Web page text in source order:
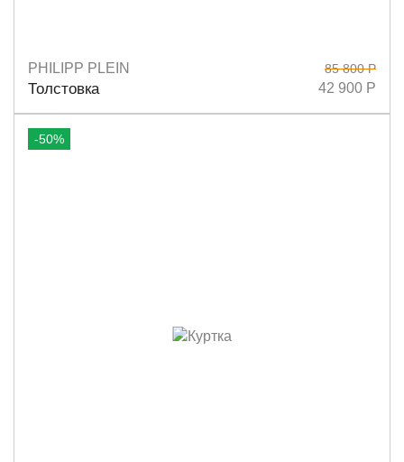
Размеры
PHILIPP PLEIN
Толстовка
85 800 Р
42 900 Р
-50%